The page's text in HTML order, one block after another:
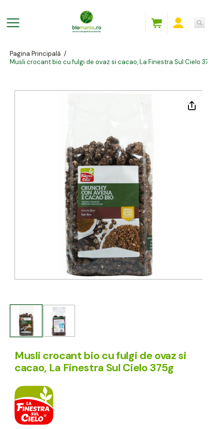
Pagina Principală /
Musli crocant bio cu fulgi de ovaz si cacao, La Finestra Sul Cielo 375g
Musli crocant bio cu fulgi de ovaz si
cacao, La Finestra Sul Cielo 375g